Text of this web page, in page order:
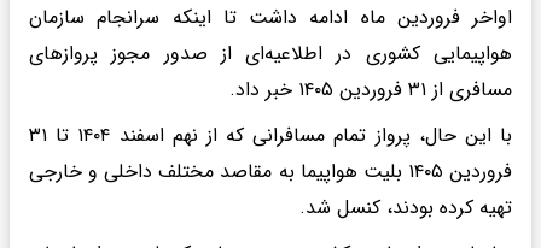
اواخر فروردین ماه ادامه داشت تا اینکه سرانجام سازمان
هواپیمایی کشوری در اطلاعیه‌ای از صدور مجوز پروازهای
مسافری از ۳۱ فروردین‌ ۱۴۰۵ خبر داد.
با این حال، پرواز تمام مسافرانی که از نهم اسفند ۱۴۰۴ تا ۳۱
فروردین ۱۴۰۵ بلیت هواپیما به مقاصد مختلف داخلی و خارجی
تهیه کرده‌ بودند، کنسل شد.